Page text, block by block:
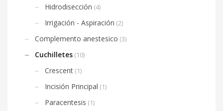
Hidrodisección (4)
Irrigación - Aspiración (2)
Complemento anestesico (3)
Cuchilletes (10)
Crescent (1)
Incisión Principal (1)
Paracentesis (1)